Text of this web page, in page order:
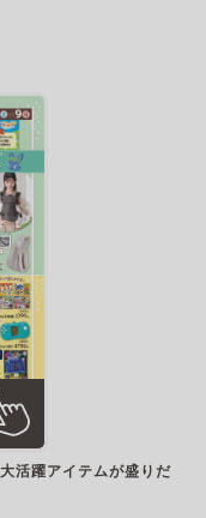
活躍アイテムが盛りだ